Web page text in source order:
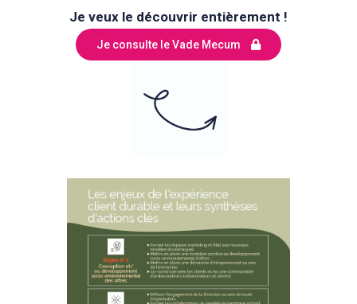
Je veux le découvrir entièrement !
Je consulte le Vade Mecum